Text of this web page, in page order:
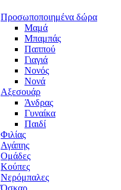
Προσωποποιημένα δώρα
Μαμά
Μπαμπάς
Παππού
Γιαγιά
Νονός
Νονά
Αξεσουάρ
Άνδρας
Γυναίκα
Παιδί
Φιλίας
Αγάπης
Ομάδες
Κούπες
Νερόμπαλες
Όσκαρ